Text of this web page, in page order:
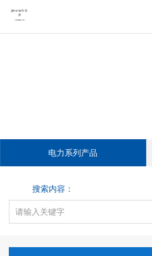
电力系列产品
搜索内容：